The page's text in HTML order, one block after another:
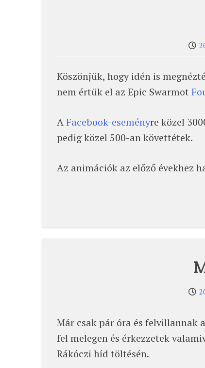
Köszönjük, hogy idén is
nem értük el az Epic Swarmot
AFacebook-eseményre közel
pedig közel 500-an követtétek.
Az animációk az előző évekhez
Már csak pár óra és felvillannak
fel melegen és érkezzetek
Rákóczi híd töltésén.